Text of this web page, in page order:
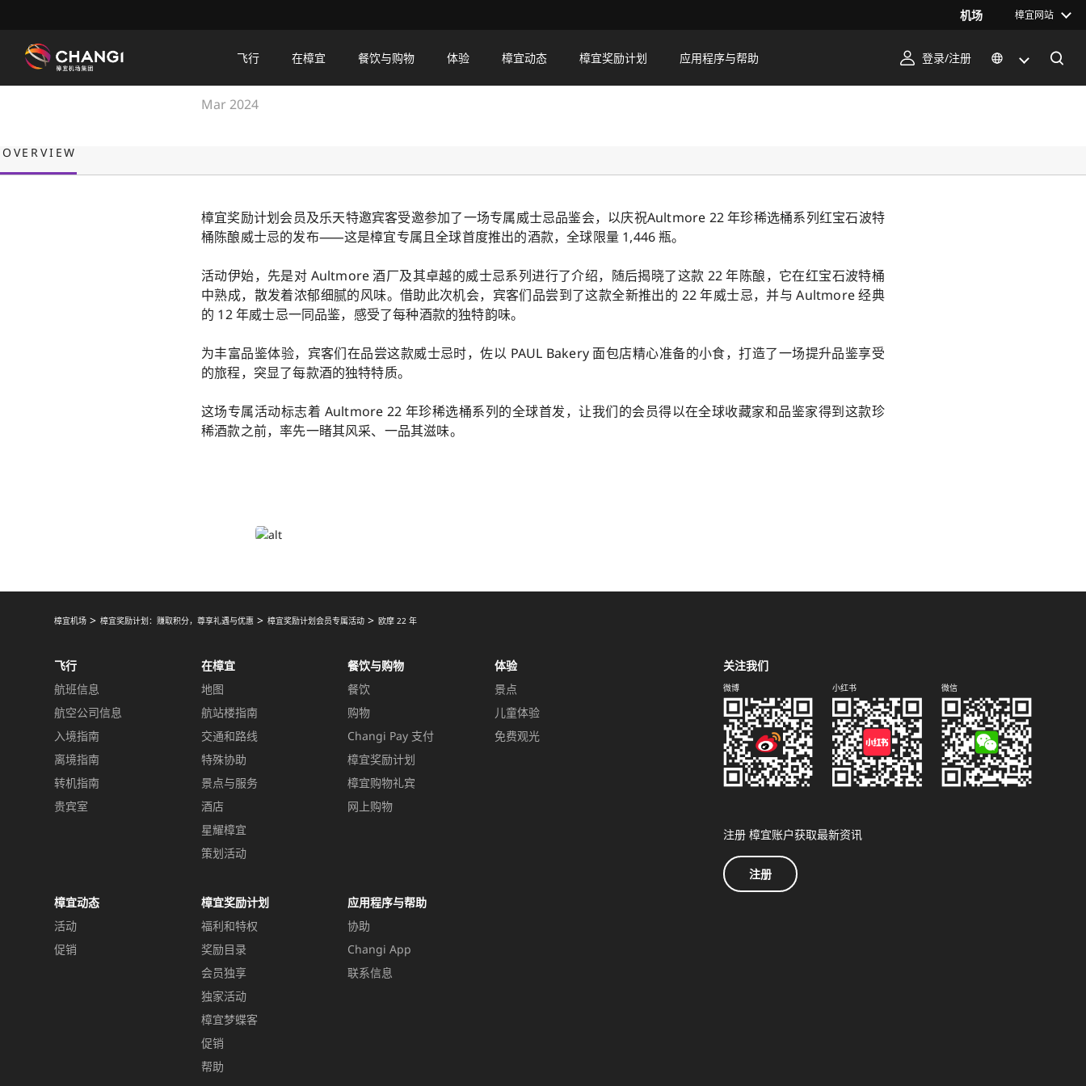
机场 樟宜网站
飞行 在樟宜 餐饮与购物 体验 樟宜动态 樟宜奖励计划 应用程序与帮助 登录/注册
宜
网
Mar 2024
OVERVIEW
樟宜奖励计划会员及乐天特邀宾客受邀参加了一场专属威士忌品鉴会，以庆祝Aultmore 22 年珍稀选桶系列红宝石波特
桶陈酿威士忌的发布⸺这是樟宜专属且全球首度推出的酒款，全球限量 1,446 瓶。
活动伊始，先是对 Aultmore 酒厂及其卓越的威士忌系列进行了介绍，随后揭晓了这款 22 年陈酿，它在红宝石波特桶
中熟成，散发着浓郁细腻的风味。借助此次机会，宾客们品尝到了这款全新推出的 22 年威士忌，并与 Aultmore 经典
的 12 年威士忌一同品鉴，感受了每种酒款的独特韵味。
为丰富品鉴体验，宾客们在品尝这款威士忌时，佐以 PAUL Bakery 面包店精心准备的小食，打造了一场提升品鉴享受
的旅程，突显了每款酒的独特特质。
这场专属活动标志着 Aultmore 22 年珍稀选桶系列的全球首发，让我们的会员得以在全球收藏家和品鉴家得到这款珍
稀酒款之前，率先一睹其风采、一品其滋味。
樟宜机场 樟宜奖励计划：赚取积分，尊享礼遇与优惠 樟宜奖励计划会员专属活动 欧摩 22 年
飞行
航班信息
航空公司信息
入境指南
离境指南
转机指南
贵宾室
在樟宜
地图
航站楼指南
交通和路线
特殊协助
景点与服务
酒店
星耀樟宜
策划活动
餐饮与购物
餐饮
购物
Changi Pay 支付
樟宜奖励计划
樟宜购物礼宾
网上购物
体验
景点
儿童体验
免费观光
樟宜动态
活动
促销
樟宜奖励计划
福利和特权
奖励目录
会员独享
独家活动
樟宜梦蝶客
促销
帮助
应用程序与帮助
协助
Changi App
联系信息
关注我们
微博 小红书 微信
注册 樟宜账户获取最新资讯
注册